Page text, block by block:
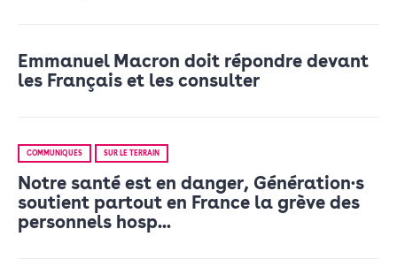
Emmanuel Macron doit répondre devant
les Français et les consulter
COMMUNIQUÉS SUR LE TERRAIN
Notre santé est en danger, Génération·s
soutient partout en France la grève des
personnels hosp...